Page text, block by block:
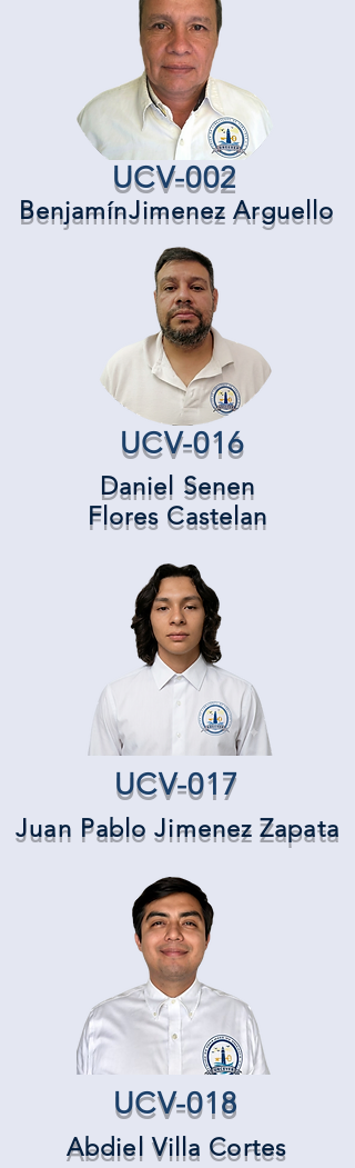
UCV-002
BenjamínJimenez Arguello
UCV-016
Daniel Senen
Flores Castelan
UCV-017
Juan Pablo Jimenez Zapata
UCV-018
Abdiel Villa Cortes